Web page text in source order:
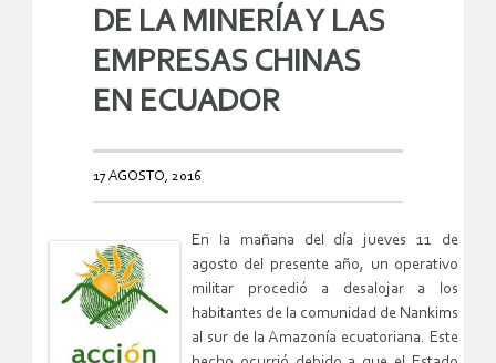
DE LA MINERÍA Y LAS
EMPRESAS CHINAS
EN ECUADOR
17 AGOSTO, 2016
En la mañana del día jueves 11 de
agosto del presente año, un operativo
militar procedió a desalojar a los
habitantes de la comunidad de Nankims
al sur de la Amazonía ecuatoriana. Este